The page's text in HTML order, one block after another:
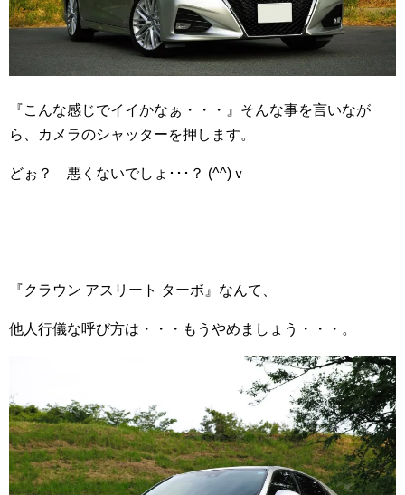
『こんな感じでイイかなぁ・・・』そんな事を言いなが
ら、カメラのシャッターを押します。
どぉ？ 悪くないでしょ･･･？ (^^)ｖ
『クラウン アスリート ターボ』なんて、
他人行儀な呼び方は・・・もうやめましょう・・・。